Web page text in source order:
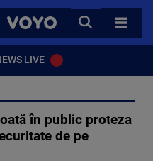
VOYO
CAUTA
TOATE
LIVE
în public proteza
de pe